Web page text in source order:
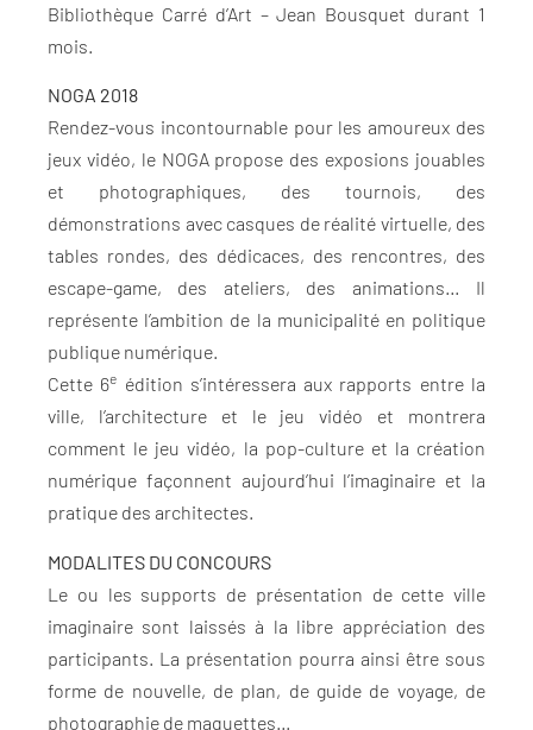
Bibliothèque Carré d’Art – Jean Bousquet durant 1
mois.
NOGA 2018
Rendez-vous incontournable pour les amoureux des
jeux vidéo, le NOGA propose des exposions jouables
et photographiques, des tournois, des
démonstrations avec casques de réalité virtuelle, des
tables rondes, des dédicaces, des rencontres, des
escape-game, des ateliers, des animations… Il
représente l’ambition de la municipalité en politique
publique numérique.
Cette 6e édition s’intéressera aux rapports entre la
ville, l’architecture et le jeu vidéo et montrera
comment le jeu vidéo, la pop-culture et la création
numérique façonnent aujourd’hui l’imaginaire et la
pratique des architectes.
MODALITES DU CONCOURS
Le ou les supports de présentation de cette ville
imaginaire sont laissés à la libre appréciation des
participants. La présentation pourra ainsi être sous
forme de nouvelle, de plan, de guide de voyage, de
photographie de maquettes…